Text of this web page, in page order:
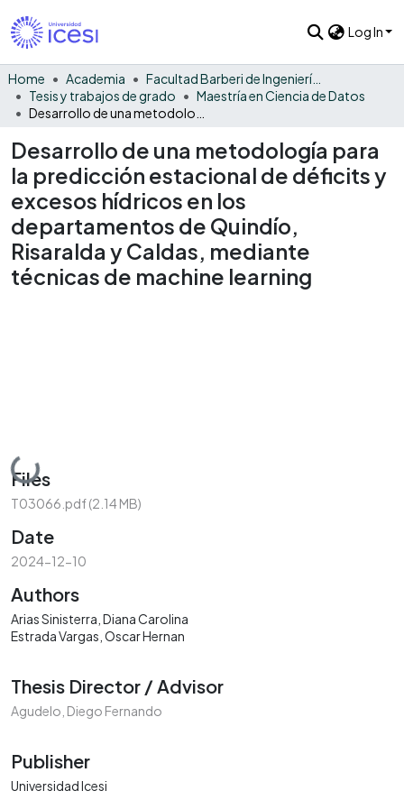
Log In
Home Academia
Facultad Barberi de Ingeniería, Diseño y Ciencias Aplicadas
Tesis y trabajos de grado
Maestría en Ciencia de Datos
Desarrollo de una metodología para
la predicción estacional de déficits y
excesos hídricos en los
departamentos de Quindío,
Risaralda y Caldas, mediante
técnicas de machine learning
Loading...
Files
T03066.pdf(2.14 MB)
Date
2024-12-10
Authors
Arias Sinisterra, Diana Carolina
Estrada Vargas, Oscar Hernan
Thesis Director / Advisor
Agudelo, Diego Fernando
Publisher
Universidad Icesi